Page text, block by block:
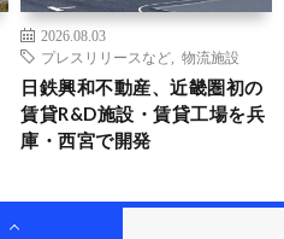
2026.08.03
プレスリリースなど
物流施設
日鉄興和不動産、近畿圏初の
賃貸R&D施設・賃貸工場を兵
庫・西宮で開発